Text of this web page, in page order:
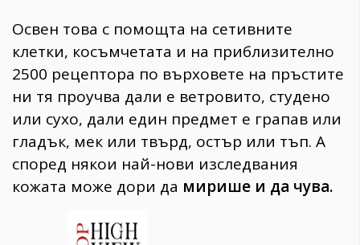
Освен това с помощта на сетивните
клетки, косъмчетата и на приблизително
2500 рецептора по върховете на пръстите
ни тя проучва дали е ветровито, студено
или сухо, дали един предмет е грапав или
гладък, мек или твърд, остър или тъп. А
според някои най-нови изследвания
кожата може дори да мирише и да чува.